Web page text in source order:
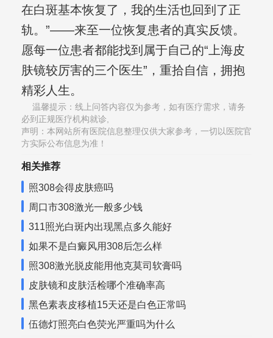
在白斑基本恢复了，我的生活也回到了正
轨。”——来至一位恢复患者的真实反馈。
愿每一位患者都能找到属于自己的“上海皮
肤镜较厉害的三个医生”，重拾自信，拥抱
精彩人生。
温馨提示：线上问答内容仅为参考，如有医疗需求，请务
必到正规医疗机构就诊,
声明：本网站所有医院信息整理仅供大家参考，一切以医院官
方实际公布信息为准！
相关推荐
照308会得皮肤癌吗
周口市308激光一般多少钱
311照光白斑内出现黑点多久能好
如果不是白癜风用308后怎么样
照308激光脱皮能用他克莫司软膏吗
皮肤镜和皮肤活检哪个准确率高
黑色素表皮移植15天还是白色正常吗
伍德灯照亮白色荧光严重吗为什么